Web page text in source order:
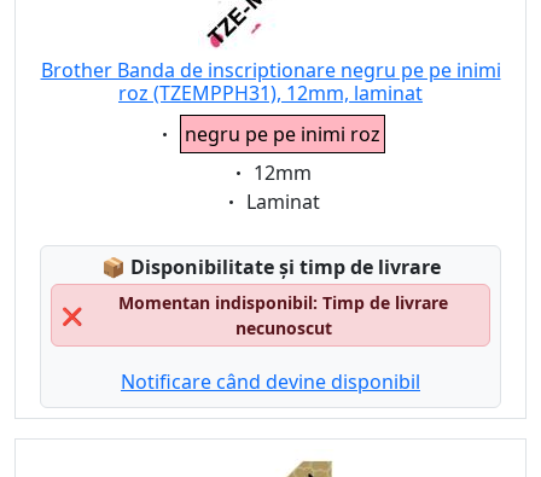
Brother Banda de inscriptionare negru pe pe inimi
roz (TZEMPPH31), 12mm, laminat
Eigenschaft:
negru pe pe inimi roz
Eigenschaft:
12mm
Eigenschaft:
Laminat
📦 Lagerstatus:
Disponibilitate și timp de livrare
❌
Momentan indisponibil: Timp de livrare
necunoscut
Notificare când devine disponibil